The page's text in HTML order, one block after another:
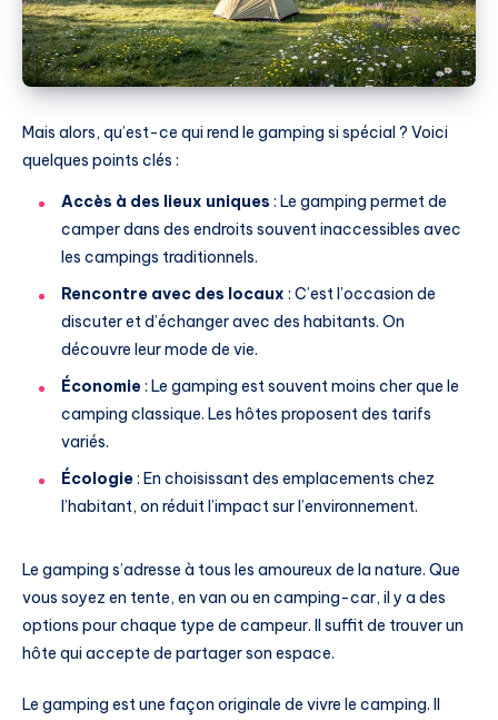
Mais alors, qu’est-ce qui rend le gamping si spécial ? Voici
quelques points clés :
Accès à des lieux uniques : Le gamping permet de
camper dans des endroits souvent inaccessibles avec
les campings traditionnels.
Rencontre avec des locaux : C’est l’occasion de
discuter et d’échanger avec des habitants. On
découvre leur mode de vie.
Économie: Le gamping est souvent moins cher que le
camping classique. Les hôtes proposent des tarifs
variés.
Écologie: En choisissant des emplacements chez
l’habitant, on réduit l’impact sur l’environnement.
Le gamping s’adresse à tous les amoureux de la nature. Que
vous soyez en tente, en van ou en camping-car, il y a des
options pour chaque type de campeur. Il suffit de trouver un
hôte qui accepte de partager son espace.
Le gamping est une façon originale de vivre le camping. Il